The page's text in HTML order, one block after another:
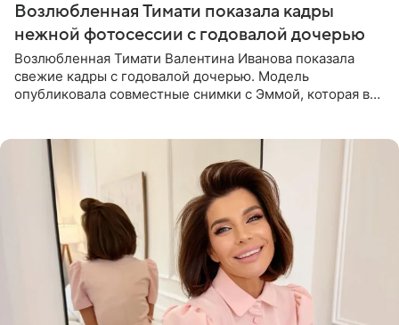
Возлюбленная Тимати показала кадры
нежной фотосессии с годовалой дочерью
Возлюбленная Тимати Валентина Иванова показала
свежие кадры с годовалой дочерью. Модель
опубликовала совместные снимки с Эммой, которая в